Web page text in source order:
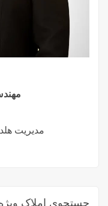
مدیریت
جستجوی املاک